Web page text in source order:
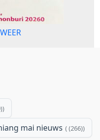
mai nieuws (266)